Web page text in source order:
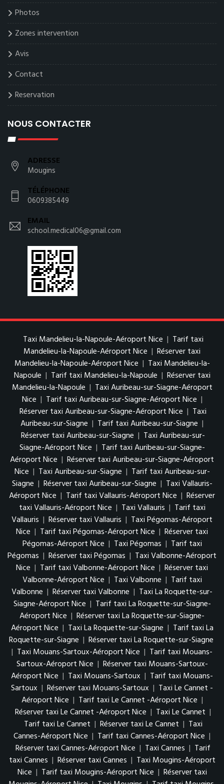
Photos
Zones intervention
Avis
Contact
Reservation
NOUS CONTACTER
ADRESSE
Mougins
TÉLÉPHONE
0609385449
EMAIL
school.medical06@gmail.com
Taxi Mandelieu-la-Napoule-Aéroport Nice | Tarif taxi
Mandelieu-la-Napoule-Aéroport Nice | Réserver taxi
Mandelieu-la-Napoule-Aéroport Nice | Taxi Mandelieu-la-
Napoule | Tarif taxi Mandelieu-la-Napoule | Réserver taxi
Mandelieu-la-Napoule | Taxi Auribeau-sur-Siagne-Aéroport
Nice | Tarif taxi Auribeau-sur-Siagne-Aéroport Nice |
Réserver taxi Auribeau-sur-Siagne-Aéroport Nice | Taxi
Auribeau-sur-Siagne | Tarif taxi Auribeau-sur-Siagne |
Réserver taxi Auribeau-sur-Siagne | Taxi Auribeau-sur-
Siagne-Aéroport Nice | Tarif taxi Auribeau-sur-Siagne-
Aéroport Nice | Réserver taxi Auribeau-sur-Siagne-Aéroport
Nice | Taxi Auribeau-sur-Siagne | Tarif taxi Auribeau-sur-
Siagne | Réserver taxi Auribeau-sur-Siagne | Taxi Vallauris-
Aéroport Nice | Tarif taxi Vallauris-Aéroport Nice | Réserver
taxi Vallauris-Aéroport Nice | Taxi Vallauris | Tarif taxi
Vallauris | Réserver taxi Vallauris | Taxi Pégomas-Aéroport
Nice | Tarif taxi Pégomas-Aéroport Nice | Réserver taxi
Pégomas-Aéroport Nice | Taxi Pégomas | Tarif taxi
Pégomas | Réserver taxi Pégomas | Taxi Valbonne-Aéroport
Nice | Tarif taxi Valbonne-Aéroport Nice | Réserver taxi
Valbonne-Aéroport Nice | Taxi Valbonne | Tarif taxi
Valbonne | Réserver taxi Valbonne | Taxi La Roquette-sur-
Siagne-Aéroport Nice | Tarif taxi La Roquette-sur-Siagne-
Aéroport Nice | Réserver taxi La Roquette-sur-Siagne-
Aéroport Nice | Taxi La Roquette-sur-Siagne | Tarif taxi La
Roquette-sur-Siagne | Réserver taxi La Roquette-sur-Siagne
| Taxi Mouans-Sartoux-Aéroport Nice | Tarif taxi Mouans-
Sartoux-Aéroport Nice | Réserver taxi Mouans-Sartoux-
Aéroport Nice | Taxi Mouans-Sartoux | Tarif taxi Mouans-
Sartoux | Réserver taxi Mouans-Sartoux | Taxi Le Cannet -
Aéroport Nice | Tarif taxi Le Cannet -Aéroport Nice |
Réserver taxi Le Cannet -Aéroport Nice | Taxi Le Cannet |
Tarif taxi Le Cannet | Réserver taxi Le Cannet | Taxi
Cannes-Aéroport Nice | Tarif taxi Cannes-Aéroport Nice |
Réserver taxi Cannes-Aéroport Nice | Taxi Cannes | Tarif
taxi Cannes | Réserver taxi Cannes | Taxi Mougins-Aéroport
Nice | Tarif taxi Mougins-Aéroport Nice | Réserver taxi